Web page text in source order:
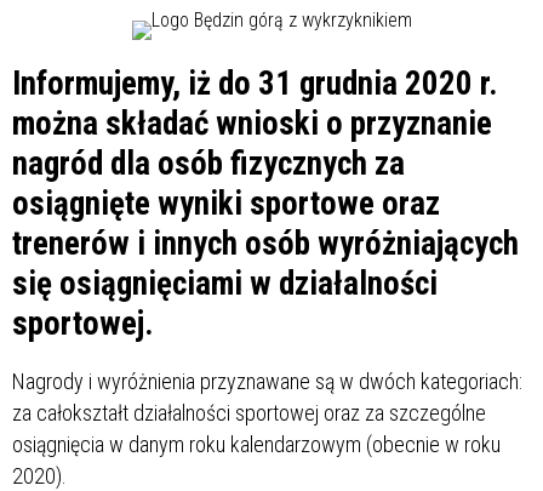
Informujemy, iż do 31 grudnia 2020 r.
można składać wnioski o przyznanie
nagród dla osób fizycznych za
osiągnięte wyniki sportowe oraz
trenerów i innych osób wyróżniających
się osiągnięciami w działalności
sportowej.
Nagrody i wyróżnienia przyznawane są w dwóch kategoriach:
za całokształt działalności sportowej oraz za szczególne
osiągnięcia w danym roku kalendarzowym (obecnie w roku
2020).